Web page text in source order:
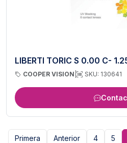
LIBERTI TORIC S 0.00 C-
COOPER VISION SKU: 130641
Primera Anterior 4 5